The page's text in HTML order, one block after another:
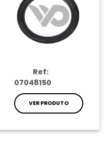
Ref:
07048150
VER PRODUTO